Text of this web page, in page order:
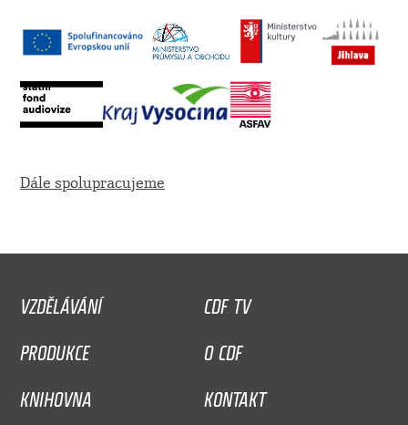
Dále spolupracujeme
VZDĚLÁVÁNÍ
CDF TV
PRODUKCE
O CDF
KNIHOVNA
KONTAKT